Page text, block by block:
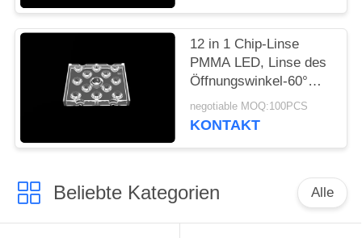
12 in 1 Chip-Linse
PMMA LED, Linse des
Öffnungswinkel-60°
multi LED für Flut-
Beleuchtung im Freien
negotiable MOQ:100PCS
KONTAKT
Beliebte Kategorien Alle